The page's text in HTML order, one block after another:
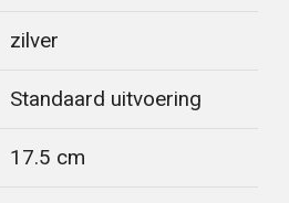
zilver
Standaard uitvoering
17.5 cm